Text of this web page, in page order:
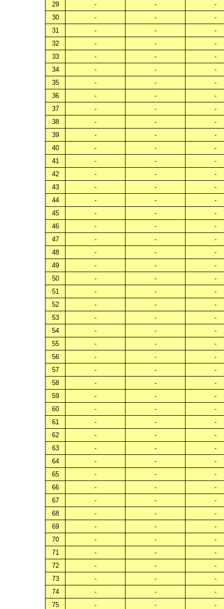
29
- -
-
30
- -
-
31
- -
-
32
- -
-
33
- -
-
34
- -
-
35
- -
-
36
- -
-
37
- -
-
38
- -
-
39
- -
-
40
- -
-
41
- -
-
42
- -
-
43
- -
-
44
- -
-
45
- -
-
46
- -
-
47
- -
-
48
- -
-
49
- -
-
50
- -
-
51
- -
-
52
- -
-
53
- -
-
54
- -
-
55
- -
-
56
- -
-
57
- -
-
58
- -
-
59
- -
-
60
- -
-
61
- -
-
62
- -
-
63
- -
-
64
- -
-
65
- -
-
66
- -
-
67
- -
-
68
- -
-
69
- -
-
70
- -
-
71
- -
-
72
- -
-
73
- -
-
74
- -
-
75
- -
-